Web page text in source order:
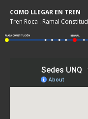
COMO LLEGAR EN TREN
Tren Roca . Ramal